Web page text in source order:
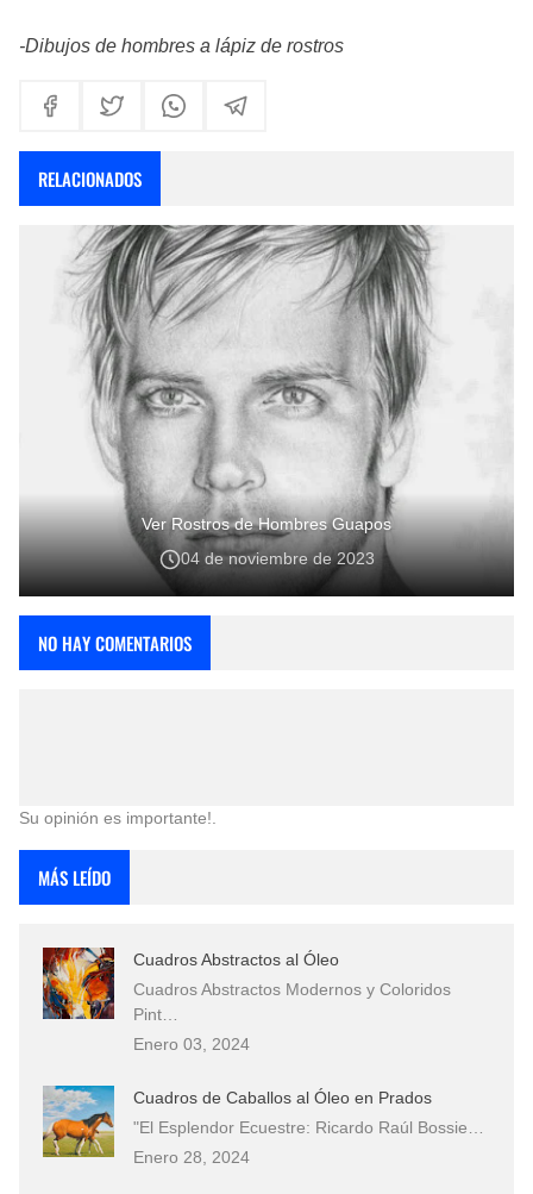
-Dibujos de hombres a lápiz de rostros
RELACIONADOS
Ver Rostros de Hombres Guapos
04 de noviembre de 2023
NO HAY COMENTARIOS
Su opinión es importante!.
MÁS LEÍDO
Cuadros Abstractos al Óleo
Cuadros Abstractos Modernos y Coloridos
Pint…
Enero 03, 2024
Cuadros de Caballos al Óleo en Prados
"El Esplendor Ecuestre: Ricardo Raúl Bossie…
Enero 28, 2024